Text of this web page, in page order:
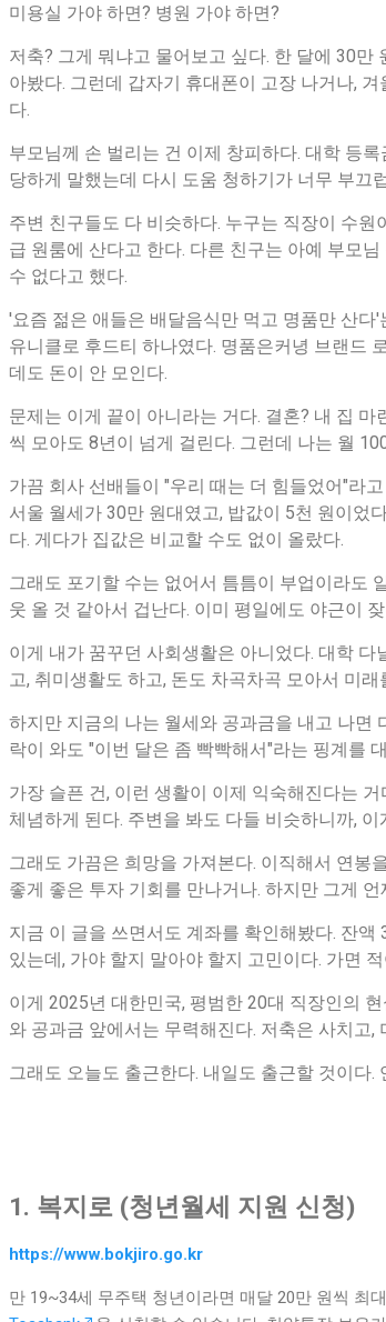
미용실 가야 하면? 병원 가야 하면?
저축? 그게 뭐냐고 물어보고 싶다. 한 달에 30
아봤다. 그런데 갑자기 휴대폰이 고장 나거나,
다.
부모님께 손 벌리는 건 이제 창피하다. 대학 등
당하게 말했는데 다시 도움 청하기가 너무 부끄
주변 친구들도 다 비슷하다. 누구는 직장이 수
급 원룸에 산다고 한다. 다른 친구는 아예 부모
수 없다고 했다.
'요즘 젊은 애들은 배달음식만 먹고 명품만 산다
유니클로 후드티 하나였다. 명품은커녕 브랜드
데도 돈이 안 모인다.
문제는 이게 끝이 아니라는 거다. 결혼? 내 집
씩 모아도 8년이 넘게 걸린다. 그런데 나는 월
가끔 회사 선배들이 "우리 때는 더 힘들었어"라
서울 월세가 30만 원대였고, 밥값이 5천 원이었
다. 게다가 집값은 비교할 수도 없이 올랐다.
그래도 포기할 수는 없어서 틈틈이 부업이라도
웃 올 것 같아서 겁난다. 이미 평일에도 야근이 잦
이게 내가 꿈꾸던 사회생활은 아니었다. 대학
고, 취미생활도 하고, 돈도 차곡차곡 모아서 미
하지만 지금의 나는 월세와 공과금을 내고 나면
락이 와도 "이번 달은 좀 빡빡해서"라는 핑계를
가장 슬픈 건, 이런 생활이 이제 익숙해진다는
체념하게 된다. 주변을 봐도 다들 비슷하니까,
그래도 가끔은 희망을 가져본다. 이직해서 연봉
좋게 좋은 투자 기회를 만나거나. 하지만 그게
지금 이 글을 쓰면서도 계좌를 확인해봤다. 잔
있는데, 가야 할지 말아야 할지 고민이다. 가면
이게 2025년 대한민국, 평범한 20대 직장인의
와 공과금 앞에서는 무력해진다. 저축은 사치고,
그래도 오늘도 출근한다. 내일도 출근할 것이다.
1. 복지로 (청년월세 지원 신청)
https://www.bokjiro.go.kr
만 19~34세 무주택 청년이라면 매달 20만 원씩 최